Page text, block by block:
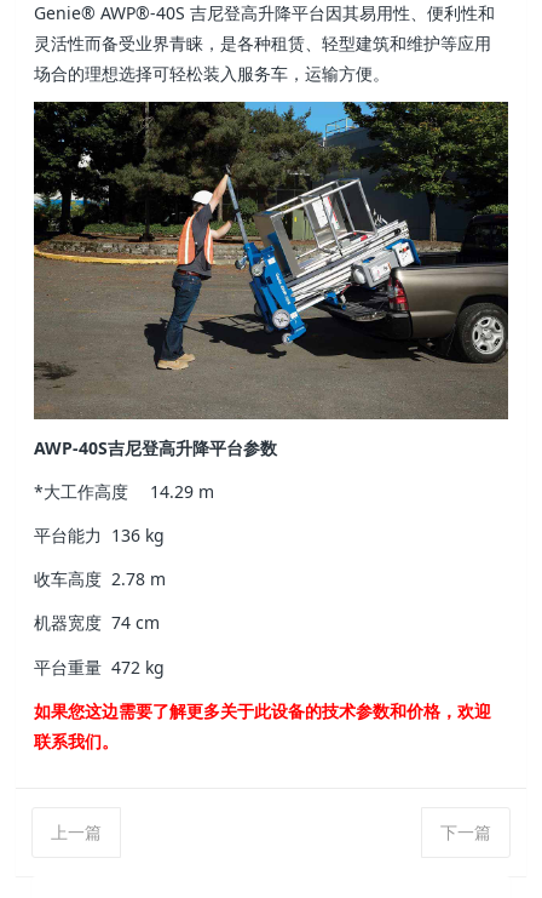
Genie® AWP®-40S 吉尼登高升降平台因其易用性、便利性和
灵活性而备受业界青睐，是各种租赁、轻型建筑和维护等应用
场合的理想选择可轻松装入服务车，运输方便。
AWP-40S吉尼登高升降平台参数
*大工作高度
14.29 m
平台能力 136 kg
收车高度 2.78 m
机器宽度 74 cm
平台重量 472 kg
如果您这边需要了解更多关于此设备的技术参数和价格，欢迎
联系我们。
上一篇 下一篇